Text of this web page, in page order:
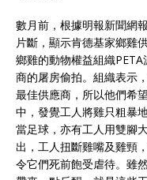
數月前，根據明報新聞網
片斷，顯示肯德基家鄉雞
鄉雞的動物權益組織
商的屠房偷拍。組織表示
最佳供應商，所以他們希
中，發覺工人將雞只粗暴
當足球，亦有工人用雙腳
出，工人扭斷雞嘴及雞頸
令它們死前飽受虐待。雖